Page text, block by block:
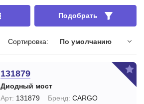
info@modnikov.com
Подобрать
Сортировка: По умолчанию
131879
Диодный мост
Арт: 131879 Бренд: CARGO